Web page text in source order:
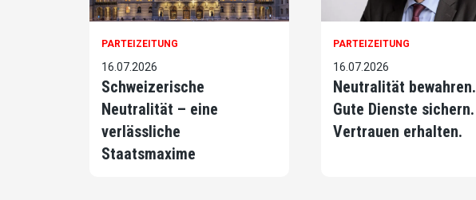
PARTEIZEITUNG
16.07.2026
Schweizerische
Neutralität – eine
verlässliche
Staatsmaxime
PARTEIZEITUNG
16.07.2026
Neutralität bewahren.
Gute Dienste sichern.
Vertrauen erhalten.